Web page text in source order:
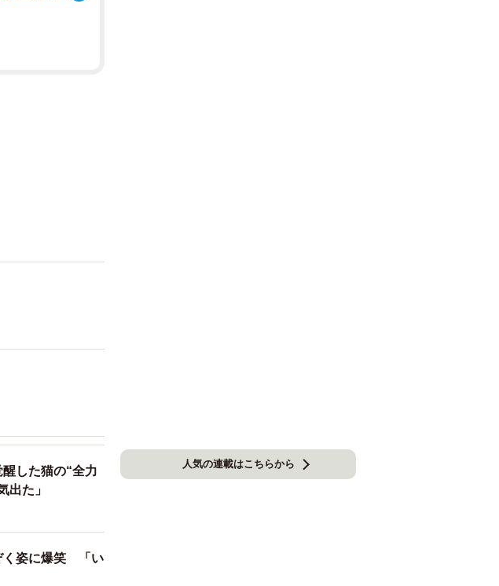
つな tuna」さん
場”から引きず
、まさか自分で
した猫の“全力
出た」
く姿に爆笑 「い
人気の連載はこちらから